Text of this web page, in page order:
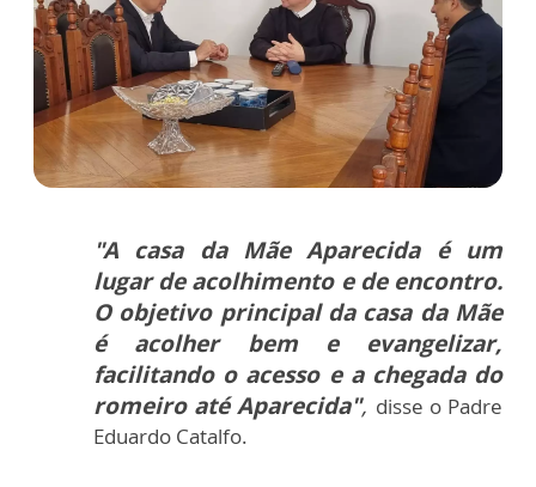
"A casa da Mãe Aparecida é um
lugar de acolhimento e de encontro.
O objetivo principal da casa da Mãe
é acolher bem e evangelizar,
facilitando o acesso e a chegada do
romeiro até Aparecida", disse o Padre
Eduardo Catalfo.